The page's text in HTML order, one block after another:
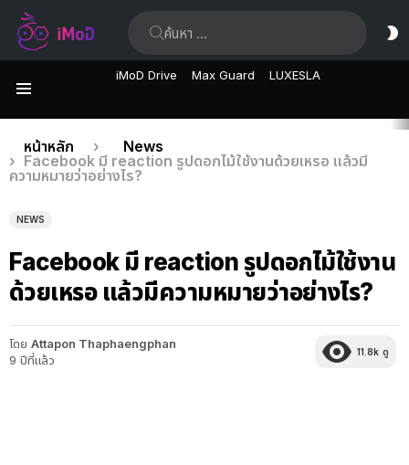
iMoD Drive Max Guard LUXESLA
เรื่อง
ล่าสุด
คุณอยู่ที่นี่:
หน้าหลัก
News
Facebook มี reaction รูปดอกไม้ใช้งานด้วยเหรอ แล้วมี
ความหมายว่าอย่างไร?
NEWS
Facebook มี reaction รูปดอกไม้ใช้งาน
ด้วยเหรอ แล้วมีความหมายว่าอย่างไร?
โดย Attapon Thaphaengphan
9 ปีที่แล้ว
11.8k ดู